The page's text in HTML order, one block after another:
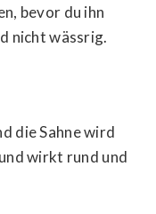
bevor du ihn
nicht wässrig.
die Sahne wird
wirkt rund und